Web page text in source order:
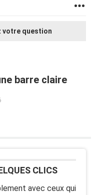
votre question
barre claire
CLICS
avec ceux qui